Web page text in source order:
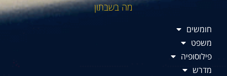
מה בשבתון
חומשים
משפט
פילוסופיה
מדרש